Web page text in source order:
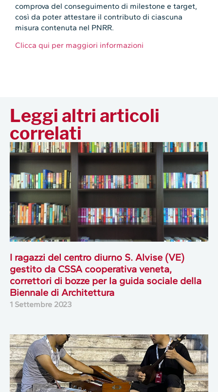
comprova del conseguimento di milestone e target,
così da poter attestare il contributo di ciascuna
misura contenuta nel PNRR.
Clicca qui per maggiori informazioni
Leggi altri articoli
correlati
I ragazzi del centro diurno S. Alvise (VE)
gestito da CSSA cooperativa veneta,
correttori di bozze per la guida sociale della
Biennale di Architettura
1 Settembre 2023